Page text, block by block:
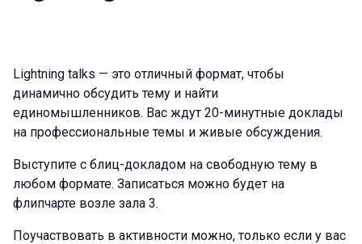
Lightning talks — это отличный формат, чтобы
динамично обсудить тему и найти
единомышленников. Вас ждут 20-минутные доклады
на профессиональные темы и живые обсуждения.
Выступите с блиц-докладом на свободную тему в
любом формате. Записаться можно будет на
флипчарте возле зала 3.
Поучаствовать в активности можно, только если у вас